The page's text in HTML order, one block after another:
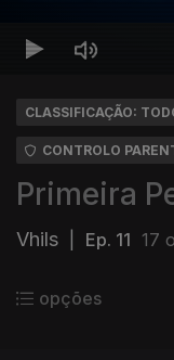
CLASSIFICAÇÃO:
CONTROLO
Primeira
Vhils Ep. 11 17
opções